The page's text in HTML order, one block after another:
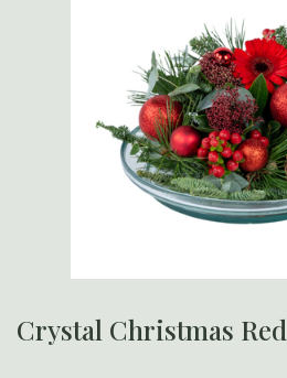
Crystal Christmas Red